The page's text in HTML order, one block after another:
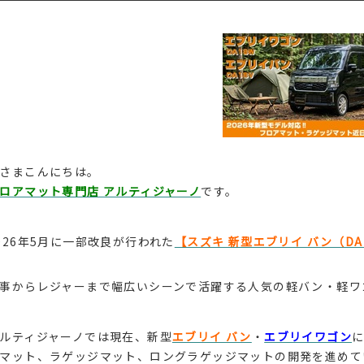
まこんにちは。
アマット専門店 アルティジャーノ です。
年5月に一部改良が行われた 【スズキ 新型エブリイ バン（
からレジャーまで幅広いシーンで活躍する人気の軽バン・軽
ティジャーノでは現在、新型エブリイ バン ・エブリイワゴン
ット、ラゲッジマット、ロングラゲッジマットの開発を進め